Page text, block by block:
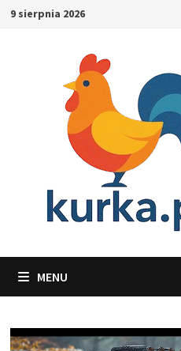
Skip9 sierpnia 2026
MENU